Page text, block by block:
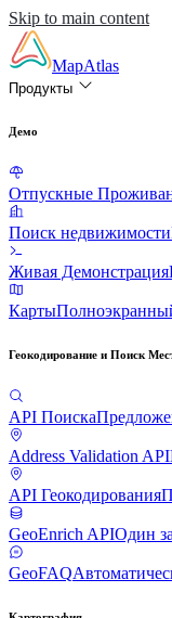
Skip to main content
MapAtlas
Продукты
Демо
Отпускные
Поиск недвижимости
Живая Демонстрация
Карты
Геокодирование и Поиск
API Поиска
Address Validation API
API Геокодирования
GeoEnrich APIОдин
GeoFAQ